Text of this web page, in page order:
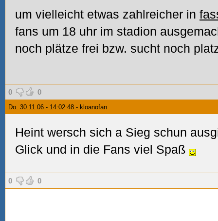
um vielleicht etwas zahlreicher in
fans um 18 uhr im stadion
noch plätze frei bzw. sucht noch
0 0
Do. 30.11.06 - 14:02:48 - kloanofan
Heint wersch sich a Sieg schun
Glick und in die Fans viel Spaß
0 0